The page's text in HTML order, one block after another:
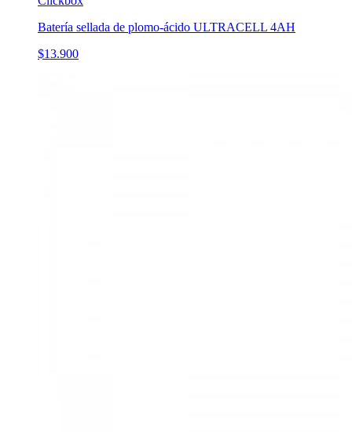
Batería sellada de plomo-ácido ULTRACELL 4AH
$13.900